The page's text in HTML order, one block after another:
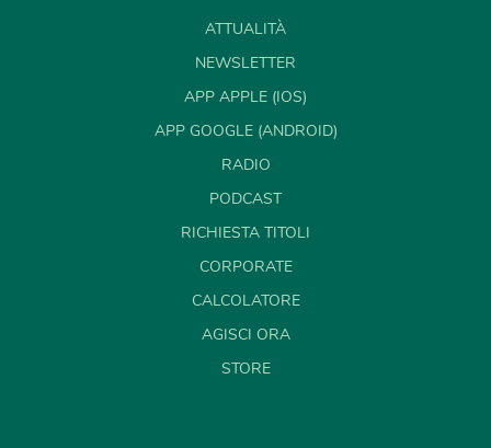
ATTUALITÀ
NEWSLETTER
APP APPLE (IOS)
APP GOOGLE (ANDROID)
RADIO
PODCAST
RICHIESTA TITOLI
CORPORATE
CALCOLATORE
AGISCI ORA
STORE